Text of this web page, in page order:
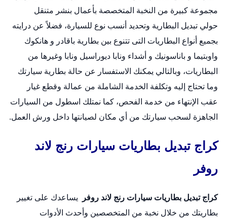
مجموعة كبيرة من النخبة المتخصصة بأعمال بنشر متنقل
حولي تبديل البطارية وتحديد أنسب نوع للسيارة، فضلاً عن درايته
بجميع أنواع البطاريات التى تتنوع بين بطارية باقادر و هانكوك
واوبتيما و باناسونيك و أشداء ونابا ديوراسيل ونابا وغيرها من
البطاريات، وبالتالي يمكنك الاستفسار عن حالة بطارية سيارتك
وما تحتاج إليه وتكلفة الخدمة الشاملة من عمالة وقطع غيار
عقب الإنتهاء من خدمة الفحص، كما نمتلك اسطول من السيارات
الجاهزة لسحب سيارتك من أي مكان لصيانتها داخل ورش العمل.
كراج تبديل بطاريات سيارات رنج لاند
روفر
كراج تبديل بطاريات سيارات رنج لاند روفر
يساعدك على تغيير
بطاريتك من خلال نخبة من المتخصصين وأحدث الأدوات